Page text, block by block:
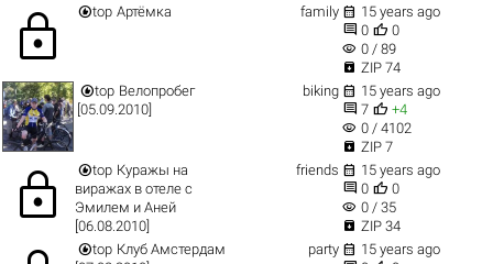
lock top Артёмка family  15 years ago
 0  0
visibility 0 / 89
 ZIP 74
top Велопробег
[05.09.2010]
biking  15 years ago
 7  +4
visibility 0 / 4102
 ZIP 7
lock top Куражы на
виражах в отеле с
Эмилем и Аней
[06.08.2010]
friends  15 years ago
 0  0
visibility 0 / 35
 ZIP 34
top Клуб Амстердам
party  15 years ago